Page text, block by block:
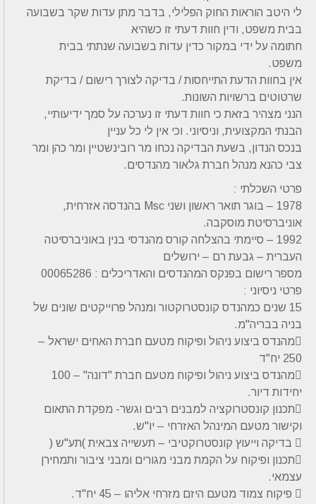
לי היטב הוראות החוק הפלילי, בדבר מתן עדות שקר בשבועה
בבית משפט, ודין חוות דעתי זו כשהיא
חתומה על ידי במקור כדין עדות בשבועה שנתתי בבית
משפט.
אין בחוות הדעת התייחסות / בדיקה לצורך רישום / בדיקת
שרטוטים ברשויות השונות.
הנני מצהיר בזאת כי חוות דעתי זו נערכה על סמך ידיעותיי,
הבנתי המקצועית, וניסיוני. וכי אין לי כל עניין
בנכס הנדון, בשעת הבדיקה נכחו מר רובינשטיין ומר כהן ומר
צבי כהנא מנהל חברת גלאור מהנדסים.
פרטי השכלתי :
1978 – בוגר תואר ראשון ושני Msc בהנדסה אזרחית,
אוניברסיטת מוסקבה.
1992 – סיימתי בהצלחה קורס מהנדסי בנין באוניברסיטה
העברית – גבעת רם – ירושלים
מספר רישום בפנקס המהנדסים והאדריכלים : 00065286
פרטי ניסיוני :
15 שנים כמהנדס קונסטרוקטור ומנהל פרוייקטים שונים של
בניה בבריה"מ.
מהנדס ביצוע ניהול ופיקוח מטעם חברת האחים ישראל –
250 יח"ד
מהנדס ביצוע ניהול ופיקוח מטעם חברת "דונה" – 100
יחידות דיור.
תכנון קונסטרוקציה למבנים רבים וגשר- מפקדת התאום
וקישור מטעם המינהל האזרחי – יו"ש.
 בדיקה וייעוץ קונסטרוקטיבי – תעשייה צבאית )תע"ש (
תכנון ופיקוח על הקמת מבני מגורים ומבני ציבור ותמחירן
עצמאי.
 פיקוח צמוד מטעם היזם מזרחי אליהו – 45 יח"ד.